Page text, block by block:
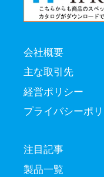
会社概要
主な取引先
経営ポリシー
プライバシーポ
注目記事
製品一覧